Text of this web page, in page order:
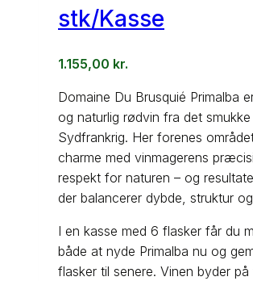
stk/Kasse
1.155,00 kr.
Domaine Du Brusquié Primalba
og naturlig rødvin fra det
Sydfrankrig. Her forenes
charme med vinmagerens
respekt for naturen – og
der balancerer dybde, struktur
I en kasse med 6 flasker får du
både at nyde Primalba nu og
flasker til senere. Vinen byder